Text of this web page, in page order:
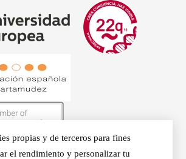
Aurea. Especialistas en Logopedia,
propias y de terceros para fines
el rendimiento y personalizar tu